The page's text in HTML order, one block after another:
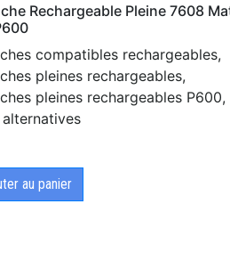
Rechargeable Pleine 7608
compatibles rechargeables,
pleines rechargeables,
pleines rechargeables P600,
alternatives
au panier